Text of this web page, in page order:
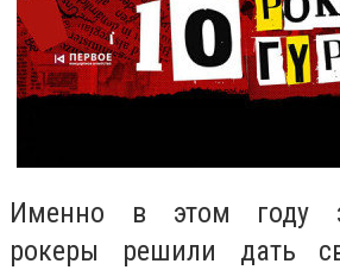
Именно в этом году
рокеры решили дать